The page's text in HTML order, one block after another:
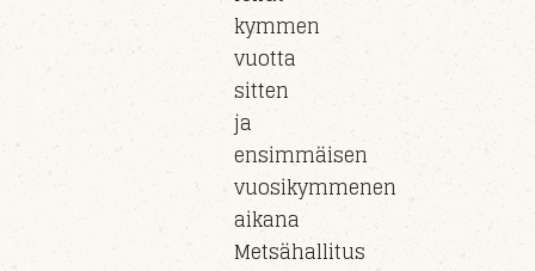
kymmen
vuotta
sitten
ja
ensimmäisen
vuosikymmenen
aikana
Metsähallitus